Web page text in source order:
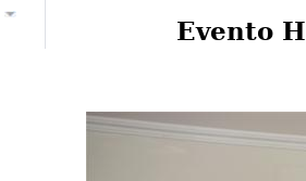
Evento